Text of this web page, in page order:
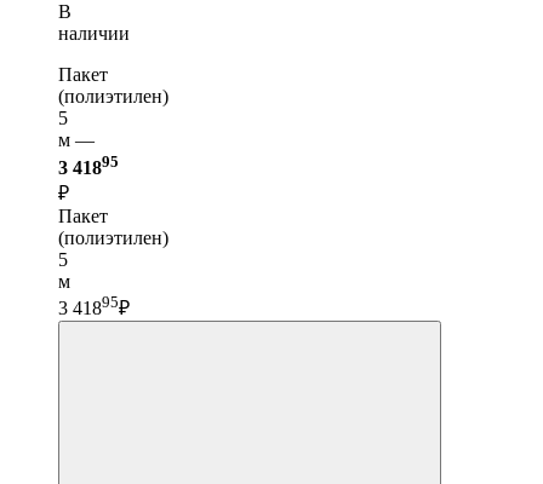
В
наличии
Пакет
(полиэтилен)
5
м —
3 41895
₽
Пакет
(полиэтилен)
5
м
3 41895₽